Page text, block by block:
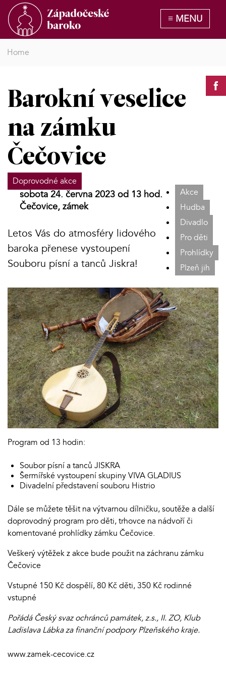
Home
Barokní veselice
na zámku
Čečovice
Doprovodné akce
Akce
Hudba
Divadlo
Pro děti
Prohlídky
Plzeň jih
sobota 24. června 2023 od 13 hod.
Čečovice, zámek
Letos Vás do atmosféry lidového
baroka přenese vystoupení
Souboru písní a tanců Jiskra!
Program od 13 hodin:
Soubor písní a tanců JISKRA
Šermířské vystoupení skupiny VIVA GLADIUS
Divadelní představení souboru Histrio
Dále se můžete těšit na výtvarnou dílničku, soutěže a další
doprovodný program pro děti, trhovce na nádvoří či
komentované prohlídky zámku Čečovice.
Veškerý výtěžek z akce bude použit na záchranu zámku
Čečovice
Vstupné 150 Kč dospělí, 80 Kč děti, 350 Kč rodinné
vstupné
Pořádá Český svaz ochránců památek, z.s., II. ZO, Klub
Ladislava Lábkaza finanční podpory Plzeňského kraje.
www.zamek-cecovice.cz